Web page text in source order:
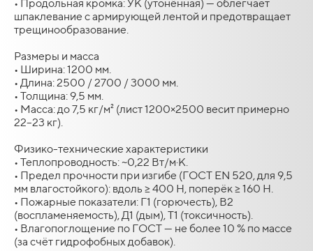
• Продольная кромка: УК (утонённая) — облегчает
шпаклевание с армирующей лентой и предотвращает
трещинообразование.
Размеры и масса
• Ширина: 1200 мм.
• Длина: 2500 / 2700 / 3000 мм.
• Толщина: 9,5 мм.
• Масса: до 7,5 кг/м² (лист 1200×2500 весит примерно
22–23 кг).
Физико-технические характеристики
• Теплопроводность: ~0,22 Вт/м·К.
• Предел прочности при изгибе (ГОСТ EN 520, для 9,5
мм влагостойкого): вдоль ≥ 400 Н, поперёк ≥ 160 Н.
• Пожарные показатели: Г1 (горючесть), В2
(воспламеняемость), Д1 (дым), Т1 (токсичность).
• Влагопоглощение по ГОСТ — не более 10 % по массе
(за счёт гидрофобных добавок).